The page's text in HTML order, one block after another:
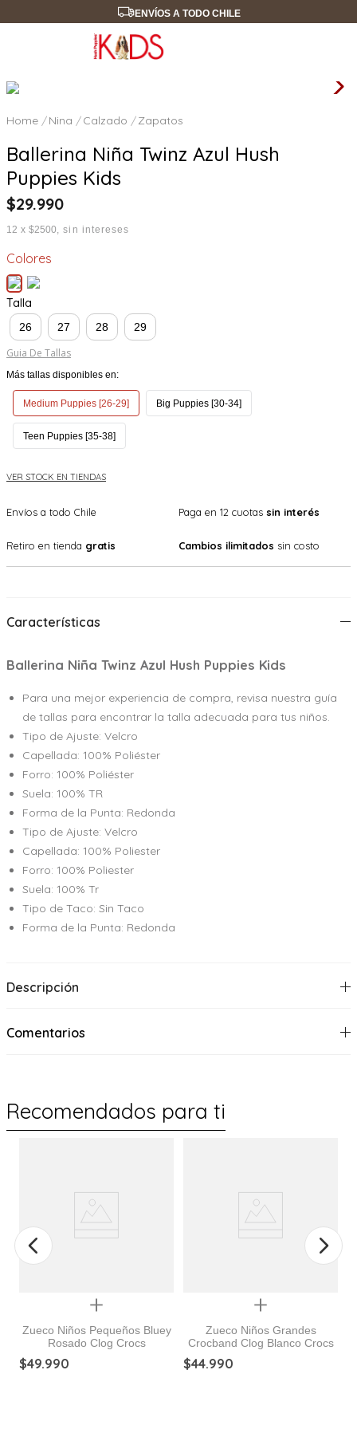
ENVÍOS A TODO CHILE
Nina Calzado Zapatos
Ballerina Niña Twinz Azul Hush
Puppies Kids
$29.990
12 x $2500 sin intereses
Colores
Talla
26 27 28 29
Guia De Tallas
Más tallas disponibles en:
Medium Puppies [26-29] Big Puppies [30-34]
Teen Puppies [35-38]
VER STOCK EN TIENDAS
Envíos a todo Chile Paga en 12 cuotas sin interés
Retiro en tienda gratis Cambios ilimitados sin costo
Características
Ballerina Niña Twinz Azul Hush Puppies Kids
Para una mejor experiencia de compra, revisa nuestra guía
de tallas para encontrar la talla adecuada para tus niños.
Tipo de Ajuste: Velcro
Capellada: 100% Poliéster
Forro: 100% Poliéster
Suela: 100% TR
Forma de la Punta: Redonda
Tipo de Ajuste: Velcro
Capellada: 100% Poliester
Forro: 100% Poliester
Suela: 100% Tr
Tipo de Taco: Sin Taco
Forma de la Punta: Redonda
Descripción
Comentarios
Recomendados para ti
Quickview
Zueco Niños Pequeños Bluey
Rosado Clog Crocs
$49.990
Quickview
Zueco Niños Grandes
Crocband Clog Blanco Crocs
$44.990